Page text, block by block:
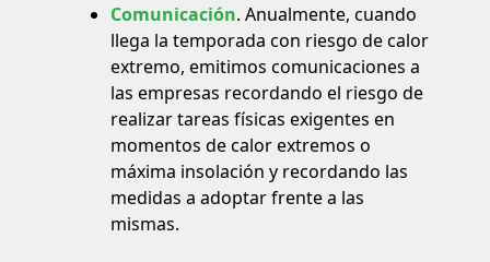
Comunicación. Anualmente, cuando
llega la temporada con riesgo de calor
extremo, emitimos comunicaciones a
las empresas recordando el riesgo de
realizar tareas físicas exigentes en
momentos de calor extremos o
máxima insolación y recordando las
medidas a adoptar frente a las
mismas.